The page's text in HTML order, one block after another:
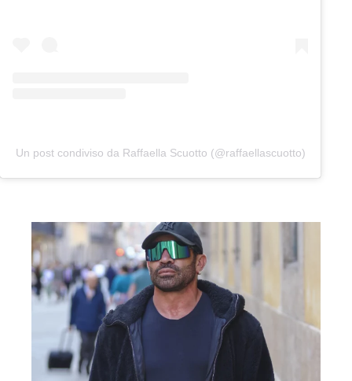
Un post condiviso da Raffaella Scuotto (@raffaellascuotto)